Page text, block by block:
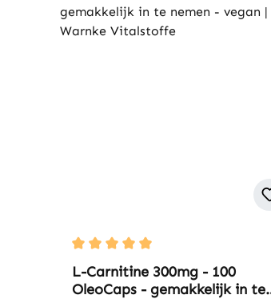
Average rating of 5 out of 5 stars
L-Carnitine 300mg - 100
OleoCaps - gemakkelijk in te